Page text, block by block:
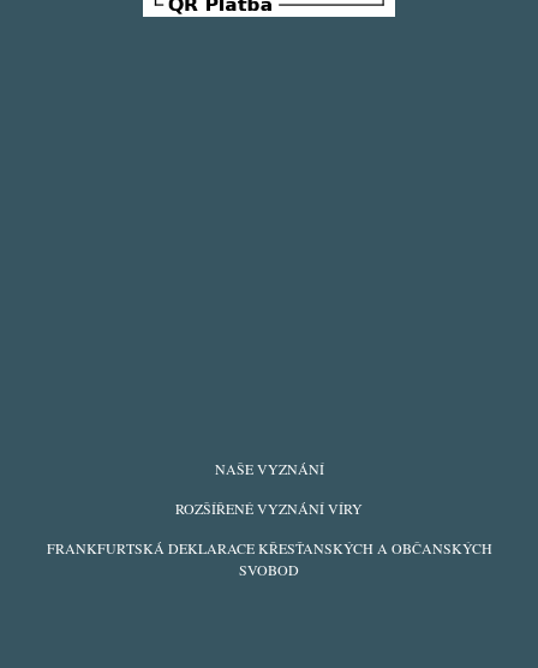
NAŠE VYZNÁNÍ
ROZŠÍŘENÉ VYZNÁNÍ VÍRY
FRANKFURTSKÁ DEKLARACE KŘESŤANSKÝCH A OBČANSKÝCH
SVOBOD